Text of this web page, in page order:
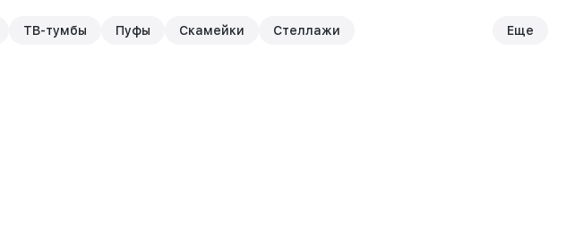
ТВ-тумбы Пуфы Скамейки Стеллажи Еще